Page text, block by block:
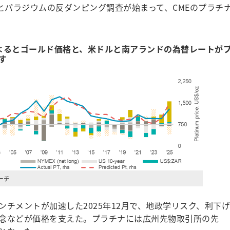
ラジウムの反ダンピング調査が始まって、CMEのプラチ
とゴールド価格と、米ドルと南アランドの為替レートが
チ
チメントが加速した2025年12月で、地政学リスク、利下げ
などが価格を支えた。プラチナには広州先物取引所の先